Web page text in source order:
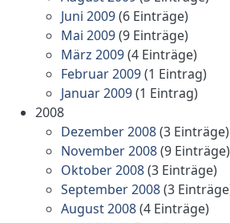
Juni 2009(6 Einträge)
Mai 2009(9 Einträge)
März 2009(4 Einträge)
Februar 2009(1 Eintrag)
Januar 2009(1 Eintrag)
2008
Dezember 2008(3 Einträge)
November 2008(9 Einträge)
Oktober 2008(3 Einträge)
September 2008(3
August 2008(4 Einträge)